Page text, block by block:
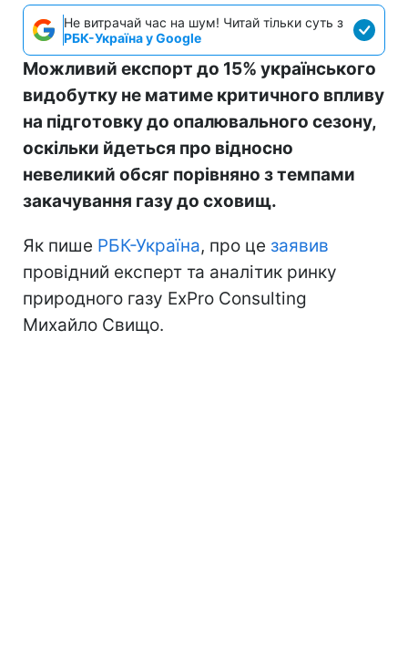
Не витрачай час на шум! Читай тільки суть з
РБК-Україна у Google
Можливий експорт до 15% українського
видобутку не матиме критичного впливу
на підготовку до опалювального сезону,
оскільки йдеться про відносно
невеликий обсяг порівняно з темпами
закачування газу до сховищ.
Як пише РБК-Україна, про це заявив
провідний експерт та аналітик ринку
природного газу ExPro Consulting
Михайло Свищо.